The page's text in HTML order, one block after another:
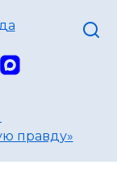
правду»